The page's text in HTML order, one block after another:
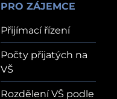
PRO ZÁJEMCE
Přijímací řízení
Počty přijatých na
VŠ
Rozdělení VŠ podle